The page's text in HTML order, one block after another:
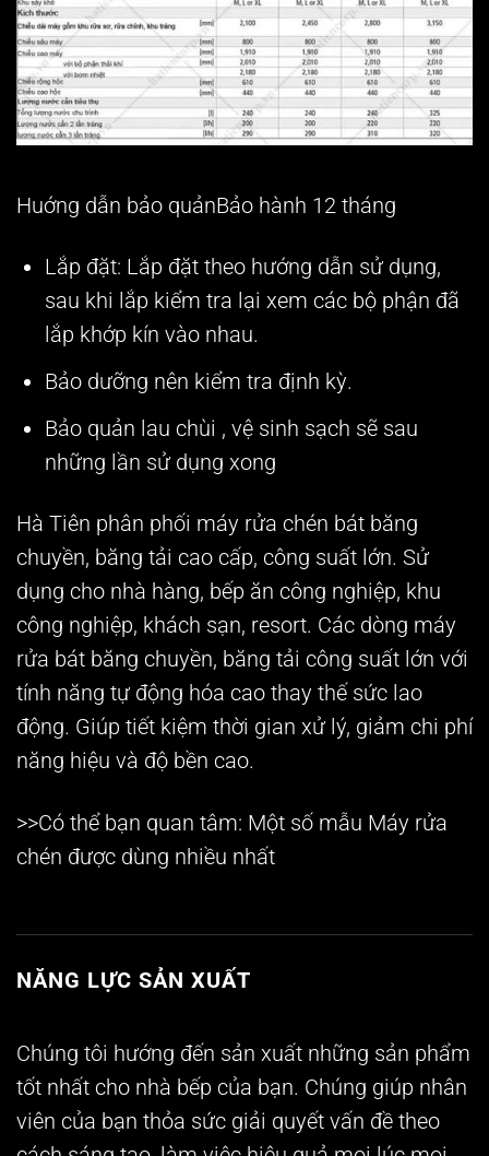
Huớng dẫn bảo quảnBảo hành 12 tháng
Lắp đặt: Lắp đặt theo hướng dẫn sử dụng,
sau khi lắp kiểm tra lại xem các bộ phận đã
lắp khớp kín vào nhau.
Bảo dưỡng nên kiểm tra định kỳ.
Bảo quản lau chùi , vệ sinh sạch sẽ sau
những lần sử dụng xong
Hà Tiên phân phối máy rửa chén bát băng
chuyền, băng tải cao cấp, công suất lớn. Sử
dụng cho nhà hàng, bếp ăn công nghiệp, khu
công nghiệp, khách sạn, resort. Các dòng máy
rửa bát băng chuyền, băng tải công suất lớn với
tính năng tự động hóa cao thay thế sức lao
động. Giúp tiết kiệm thời gian xử lý, giảm chi phí
năng hiệu và độ bền cao.
>>Có thể bạn quan tâm: Một số mẫu Máy rửa
chén được dùng nhiều nhất
NĂNG LỰC SẢN XUẤT
Chúng tôi hướng đến sản xuất những sản phẩm
tốt nhất cho nhà bếp của bạn. Chúng giúp nhân
viên của bạn thỏa sức giải quyết vấn đề theo